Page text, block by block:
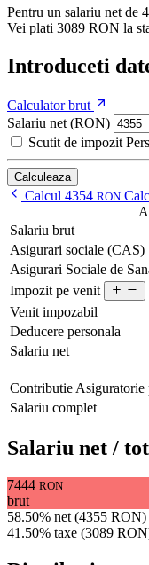
Pentru un salariu net de
Vei plati 3089 RON la
Introduceti
Calculator brut
Salariu net (RON)
Scutit de impozit
Calculeaza
Calcul 4354 RON
Salariu brut
Asigurari sociale (CAS)
Asigurari Sociale de
Impozit pe venit
Venit impozabil
Deducere personala
Salariu net
Contributie
Salariu complet
Salariu net /
7444 RON
brut
58.50% net (4355 RON)
41.50% taxe (3089